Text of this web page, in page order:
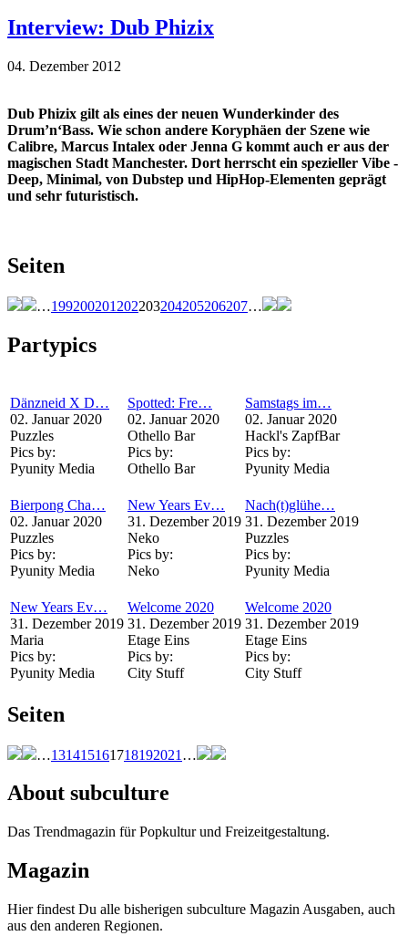
Interview: Dub Phizix
04. Dezember 2012
Dub Phizix gilt als eines der neuen Wunderkinder des
Drum’n‘Bass. Wie schon andere Koryphäen der Szene wie
Calibre, Marcus Intalex oder Jenna G kommt auch er aus der
magischen Stadt Manchester. Dort herrscht ein spezieller Vibe -
Deep, Minimal, von Dubstep und HipHop-Elementen geprägt
und sehr futuristisch.
Seiten
…199200201 202203204205206207…
Partypics
Dänzneid X D…
02. Januar 2020
Puzzles
Pics by:
Pyunity Media
Spotted: Fre…
02. Januar 2020
Othello Bar
Pics by:
Othello Bar
Samstags im…
02. Januar 2020
Hackl's ZapfBar
Pics by:
Pyunity Media
Bierpong Cha…
02. Januar 2020
Puzzles
Pics by:
Pyunity Media
New Years Ev…
31. Dezember 2019
Neko
Pics by:
Neko
Nach(t)glühe…
31. Dezember 2019
Puzzles
Pics by:
Pyunity Media
New Years Ev…
31. Dezember 2019
Maria
Pics by:
Pyunity Media
Welcome 2020
31. Dezember 2019
Etage Eins
Pics by:
City Stuff
Welcome 2020
31. Dezember 2019
Etage Eins
Pics by:
City Stuff
Seiten
…131415161718192021 …
About subculture
Das Trendmagazin für Popkultur und Freizeitgestaltung.
Magazin
Hier findest Du alle bisherigen subculture Magazin Ausgaben, auch
aus den anderen Regionen.